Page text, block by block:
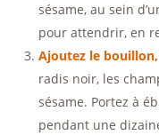
sésame, au sein
pour attendrir, en
Ajoutez le bouillon,
radis noir, les
sésame. Portez à
pendant une